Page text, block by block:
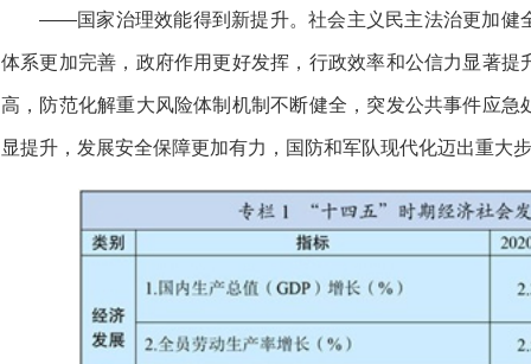
——国家治理效能得到新提升。社会主义民主法治更加健
体系更加完善，政府作用更好发挥，行政效率和公信力显著
高，防范化解重大风险体制机制不断健全，突发公共事件应
显提升，发展安全保障更加有力，国防和军队现代化迈出重大